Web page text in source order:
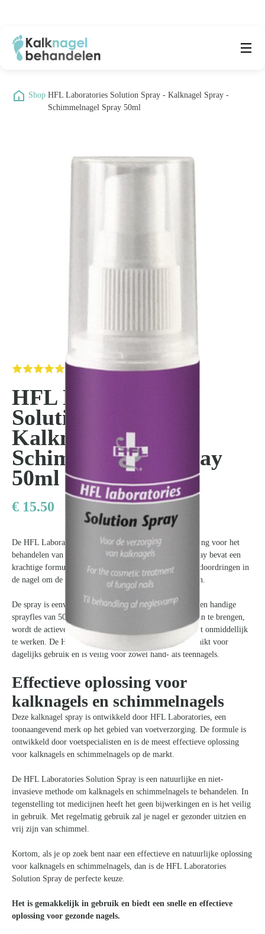
Natuurlijke middelen
Kom van je kalknagels af
Shop HFL Laboratories Solution Spray - Kalknagel Spray -
Schimmelnagel Spray 50ml
(32 reviews)
HFL Laboratories
Solution Spray -
Kalknagel Spray -
Schimmelnagel Spray
50ml
€ 15.50
De HFL Laboratories Solution Spray is de ideale oplossing voor het
behandelen van kalknagels en schimmelnagels. Deze spray bevat een
krachtige formule van natuurlijke ingrediënten die diep doordringen in
de nagel om de schimmel aan te pakken en te vernietigen.
De spray is eenvoudig in gebruik en wordt geleverd in een handige
sprayfles van 50 ml. Door de spray direct op de nagel aan te brengen,
wordt de actieve formule snel geabsorbeerd en begint het onmiddellijk
te werken. De HFL Laboratories Solution Spray is geschikt voor
dagelijks gebruik en is veilig voor zowel hand- als teennagels.
Effectieve oplossing voor
kalknagels en schimmelnagels
Deze kalknagel spray is ontwikkeld door HFL Laboratories, een
toonaangevend merk op het gebied van voetverzorging. De formule is
ontwikkeld door voetspecialisten en is de meest effectieve oplossing
voor kalknagels en schimmelnagels op de markt.
De HFL Laboratories Solution Spray is een natuurlijke en niet-
invasieve methode om kalknagels en schimmelnagels te behandelen. In
tegenstelling tot medicijnen heeft het geen bijwerkingen en is het veilig
in gebruik. Met regelmatig gebruik zal je nagel er gezonder uitzien en
vrij zijn van schimmel.
Kortom, als je op zoek bent naar een effectieve en natuurlijke oplossing
voor kalknagels en schimmelnagels, dan is de HFL Laboratories
Solution Spray de perfecte keuze.
Het is gemakkelijk in gebruik en biedt een snelle en effectieve
oplossing voor gezonde nagels.